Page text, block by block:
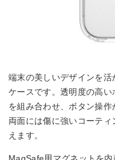
端末の美しいデザインを
ケースです。透明度の高
を組み合わせ、ボタン操
両面には傷に強いコーテ
えます。